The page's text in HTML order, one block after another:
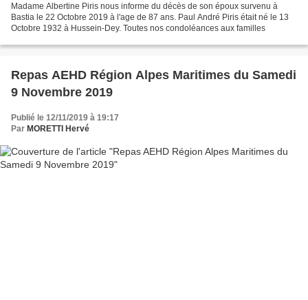
Madame Albertine Piris nous informe du décès de son époux survenu à
Bastia le 22 Octobre 2019 à l'age de 87 ans. Paul André Piris était né le 13
Octobre 1932 à Hussein-Dey. Toutes nos condoléances aux familles
Repas AEHD Région Alpes Maritimes du Samedi
9 Novembre 2019
Publié le 12/11/2019 à 19:17
Par MORETTI Hervé